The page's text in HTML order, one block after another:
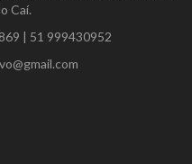
Caí.
| 51 999430952